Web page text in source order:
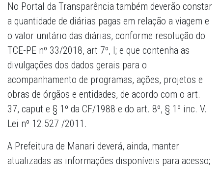
No Portal da Transparência também deverão constar
a quantidade de diárias pagas em relação a viagem e
o valor unitário das diárias, conforme resolução do
TCE-PE nº 33/2018, art 7º, I; e que contenha as
divulgações dos dados gerais para o
acompanhamento de programas, ações, projetos e
obras de órgãos e entidades, de acordo com o art.
37, caput e § 1º da CF/1988 e do art. 8º, § 1º inc. V.
Lei nº 12.527 /2011.
A Prefeitura de Manari deverá, ainda, manter
atualizadas as informações disponíveis para acesso;